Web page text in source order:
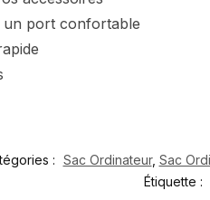
un port confortable
: Sac Ordinateur, Sac
Étiquette :